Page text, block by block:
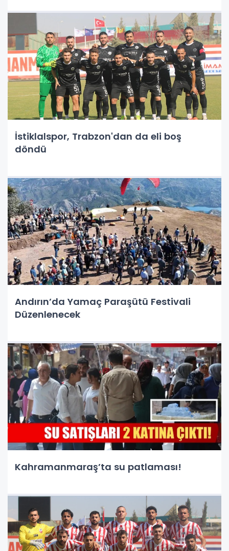
İstiklalspor, Trabzon'dan da eli boş
döndü
Andırın’da Yamaç Paraşütü Festivali
Düzenlenecek
Kahramanmaraş’ta su patlaması!